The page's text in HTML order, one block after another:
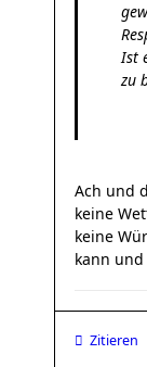
Ist
zu
Ach und
keine
keine
kann
Zitieren